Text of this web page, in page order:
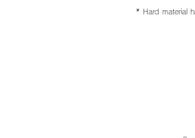
* Hard material